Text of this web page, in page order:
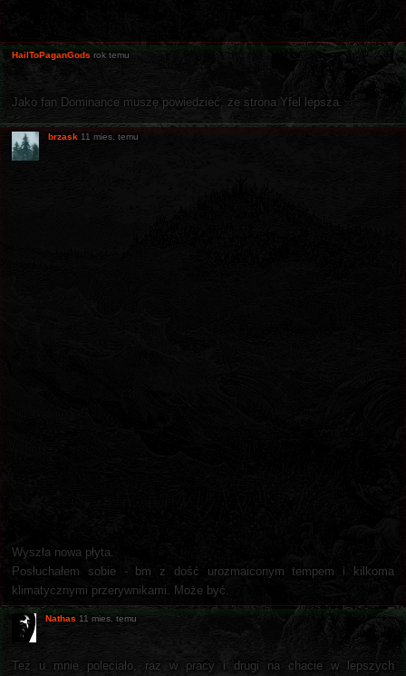
HailToPaganGods rok temu
Jako fan Dominance muszę powiedzieć, że strona Yfel lepsza.
brzask 11 mies. temu
Wyszła nowa płyta.
Posłuchałem sobie - bm z dość urozmaiconym tempem i kilkoma
klimatycznymi przerywnikami. Może być.
Nathas 11 mies. temu
Też u mnie poleciało, raz w pracy i drugi na chacie w lepszych